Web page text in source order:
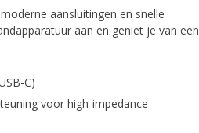
aansluitingen en snelle
aan en geniet je van een
C)
voor high-impedance